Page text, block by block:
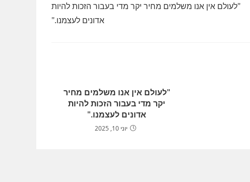
"לעולם אין אנו משלמים מחיר יקר מדי בעבור הזכות להיות
אדונים לעצמנו."
"לעולם אין אנו משלמים מחיר
יקר מדי בעבור הזכות להיות
אדונים לעצמנו."
יוני 10, 2025